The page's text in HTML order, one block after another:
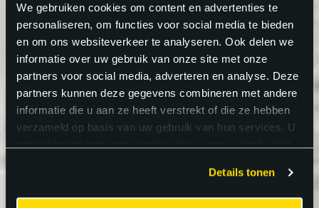
We gebruiken cookies om content en advertenties te
personaliseren, om functies voor social media te bieden
en om ons websiteverkeer te analyseren. Ook delen we
informatie over uw gebruik van onze site met onze
partners voor social media, adverteren en analyse. Deze
partners kunnen deze gegevens combineren met andere
informatie die u aan ze heeft verstrekt of die ze hebben
verzameld op basis van uw gebruik van hun services. U
Details tonen